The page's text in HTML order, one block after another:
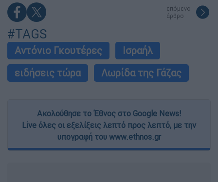
επόμενο
άρθρο
#TAGS
Αντόνιο Γκουτέρες
Ισραήλ
ειδήσεις τώρα
Λωρίδα της Γάζας
Ακολούθησε το Έθνος στο Google News!
Live όλες οι εξελίξεις λεπτό προς λεπτό, με την
υπογραφή του www.ethnos.gr